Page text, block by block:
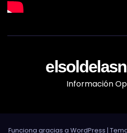
Información
Funciona gracias a WordPress |